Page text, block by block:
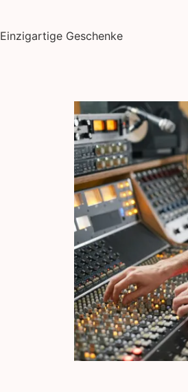
Einzigartige Geschenke